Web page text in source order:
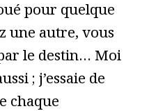
pour quelque
une autre, vous
le destin… Moi
; j’essaie de
chaque